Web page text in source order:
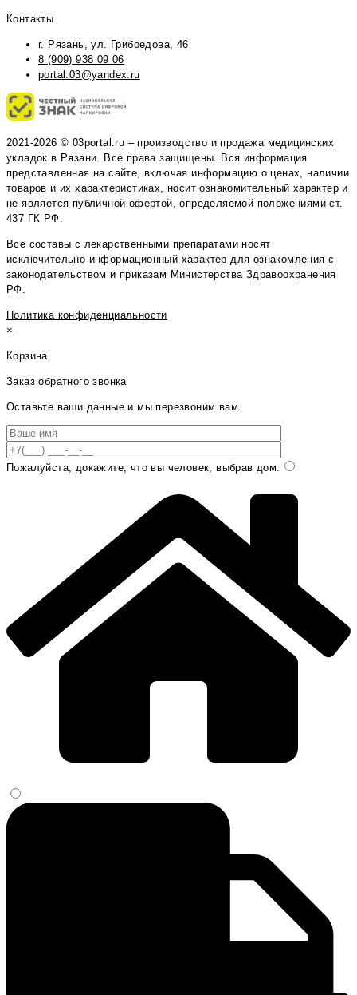
Контакты
г. Рязань, ул. Грибоедова, 46
8 (909) 938 09 06
portal.03@yandex.ru
2021-2026 © 03portal.ru – производство и продажа медицинских
укладок в Рязани. Все права защищены. Вся информация
представленная на сайте, включая информацию о ценах, наличии
товаров и их характеристиках, носит ознакомительный характер и
не является публичной офертой, определяемой положениями ст.
437 ГК РФ.
Все составы с лекарственными препаратами носят
исключительно информационный характер для ознакомления с
законодательством и приказам Министерства Здравоохранения
РФ.
Политика конфиденциальности
×
Корзина
Заказ обратного звонка
Оставьте ваши данные и мы перезвоним вам.
Пожалуйста, докажите, что вы человек, выбрав дом.